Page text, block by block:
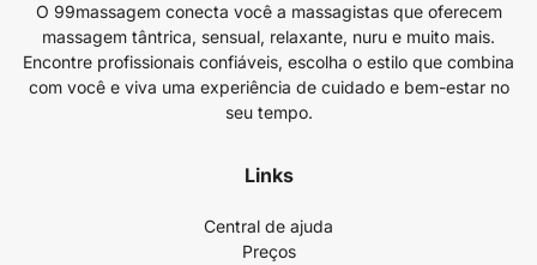
O 99massagem conecta você a massagistas que oferecem
massagem tântrica, sensual, relaxante, nuru e muito mais.
Encontre profissionais confiáveis, escolha o estilo que combina
com você e viva uma experiência de cuidado e bem-estar no
seu tempo.
Links
Central de ajuda
Preços